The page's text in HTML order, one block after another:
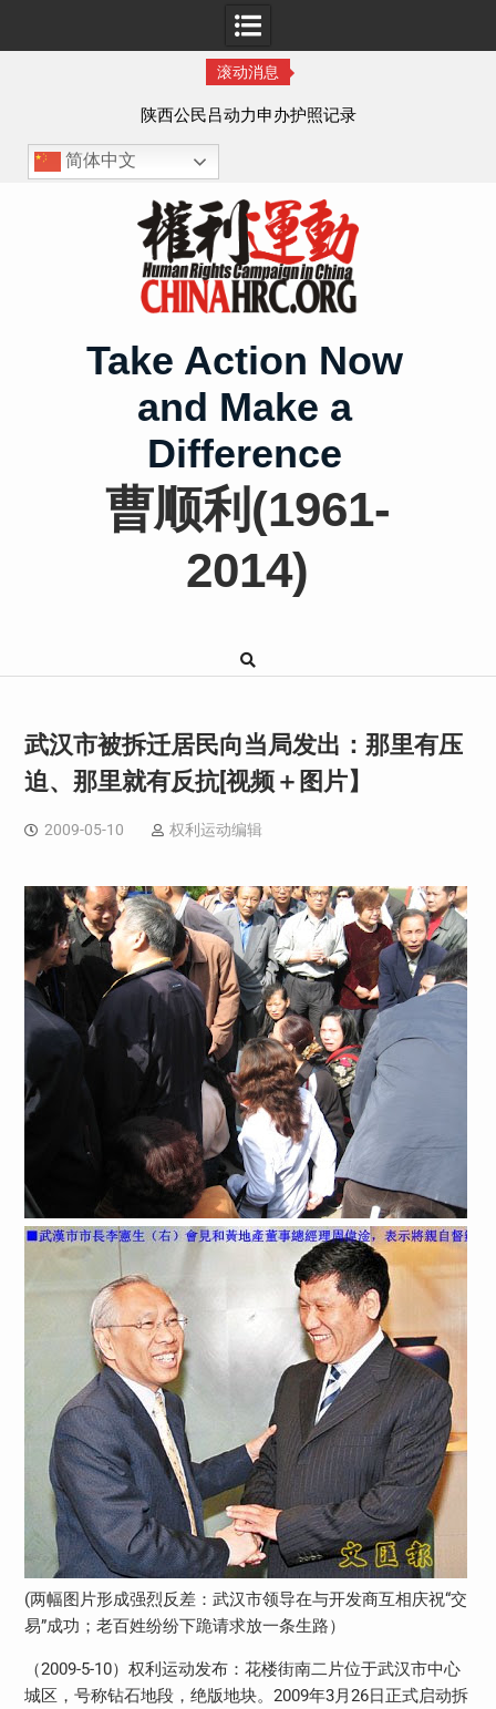
滚动消息
陕西公民吕动力申办护照记录
简体中文
Take Action Now
and Make a
Difference
曹顺利(1961-
2014)
武汉市被拆迁居民向当局发出：那里有压
迫、那里就有反抗[视频＋图片】
2009-05-10 权利运动编辑
(两幅图片形成强烈反差：武汉市领导在与开发商互相庆祝“交
易”成功；老百姓纷纷下跪请求放一条生路）
（2009-5-10）权利运动发布：花楼街南二片位于武汉市中心
城区，号称钻石地段，绝版地块。2009年3月26日正式启动拆